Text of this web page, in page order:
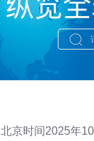
地
北京时间2025年